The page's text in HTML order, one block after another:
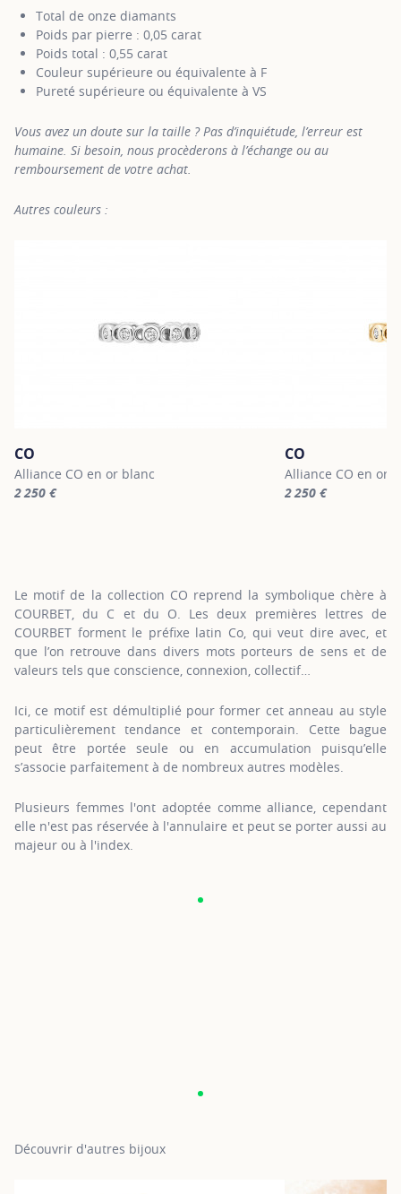
Total de onze diamants
Poids par pierre : 0,05 carat
Poids total : 0,55 carat
Couleur supérieure ou équivalente à F
Pureté supérieure ou équivalente à VS
Vous avez un doute sur la taille ? Pas d’inquiétude, l’erreur est
humaine. Si besoin, nous procèderons à l’échange ou au
remboursement de votre achat.
Autres couleurs :
CO
Alliance CO en or blanc
2 250 €
CO
Alliance CO en or
2 250 €
Le motif de la collection CO reprend la symbolique chère à
COURBET, du C et du O. Les deux premières lettres de
COURBET forment le préfixe latin Co, qui veut dire avec, et
que l’on retrouve dans divers mots porteurs de sens et de
valeurs tels que conscience, connexion, collectif…
Ici, ce motif est démultiplié pour former cet anneau au style
particulièrement tendance et contemporain. Cette bague
peut être portée seule ou en accumulation puisqu’elle
s’associe parfaitement à de nombreux autres modèles.
Plusieurs femmes l'ont adoptée comme alliance, cependant
elle n'est pas réservée à l'annulaire et peut se porter aussi au
majeur ou à l'index.
Découvrir d'autres bijoux